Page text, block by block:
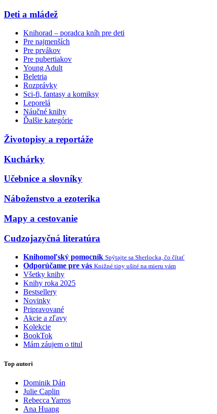
Deti a mládež
Knihorad – poradca kníh pre deti
Pre najmenších
Pre prvákov
Pre pubertiakov
Young Adult
Beletria
Rozprávky
Sci-fi, fantasy a komiksy
Leporelá
Náučné knihy
Ďalšie kategórie
Životopisy a reportáže
Kuchárky
Učebnice a slovníky
Náboženstvo a ezoterika
Mapy a cestovanie
Cudzojazyčná literatúra
Knihomoľský pomocník Spýtajte sa Sherlocka, čo čítať
Odporúčame pre vás Knižné tipy ušité na mieru vám
Všetky knihy
Knihy roka 2025
Bestsellery
Novinky
Pripravované
Akcie a zľavy
Kolekcie
BookTok
Mám záujem o titul
Top autori
Dominik Dán
Julie Caplin
Rebecca Yarros
Ana Huang